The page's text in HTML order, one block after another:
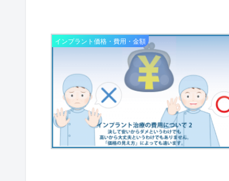
インプラント価格・費用・金額